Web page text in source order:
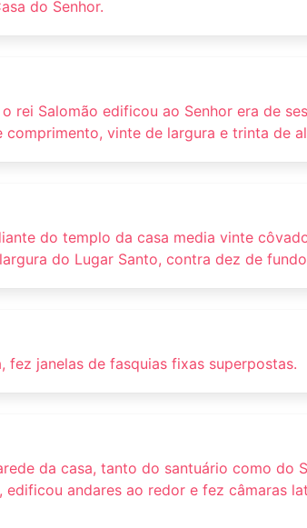
do Senhor.
rei Salomão edificou ao Senhor era de
comprimento, vinte de largura e trinta de
do templo da casa media vinte
do Lugar Santo, contra dez de
fez janelas de fasquias fixas superpostas.
da casa, tanto do santuário como do
edificou andares ao redor e fez câmaras